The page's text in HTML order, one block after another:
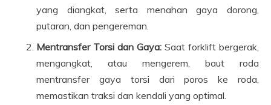
yang diangkat, serta menahan gaya dorong,
putaran, dan pengereman.
Mentransfer Torsi dan Gaya: Saat forklift bergerak,
mengangkat, atau mengerem, baut roda
mentransfer gaya torsi dari poros ke roda,
memastikan traksi dan kendali yang optimal.